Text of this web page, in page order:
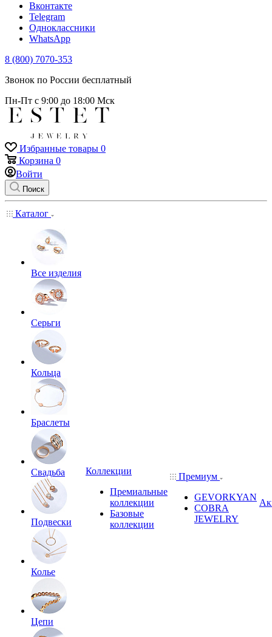
Вконтакте
Telegram
Одноклассники
WhatsApp
8 (800) 7070-353
Звонок по России бесплатный
Пн-Пт с 9:00 до 18:00 Мск
Избранные товары 0
Корзина 0
Войти
Поиск
Каталог
Все изделия
Серьги
Кольца
Браслеты
Свадьба
Подвески
Колье
Цепи
Коллекции
Премиальные
коллекции
Базовые
коллекции
Премиум
GEVORKYAN
COBRA
JEWELRY